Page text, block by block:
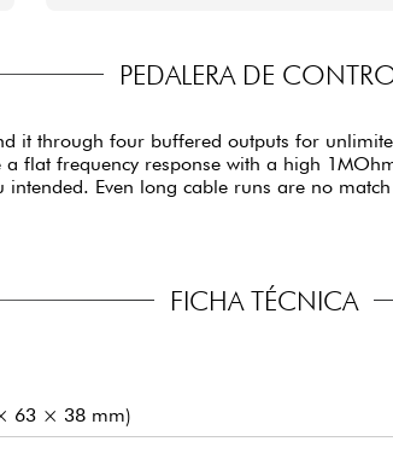
PEDALERA DE
it through four buffered outputs for
flat frequency response with a high
Even long cable runs are no
FICHA TÉCNICA
63 × 38 mm)